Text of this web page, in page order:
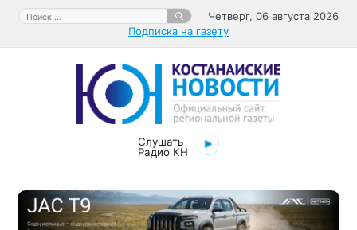
Перейти
содержимому
Поиск:
Четверг, 06 августа 2026
Подписка на газету
Слушать
Радио КН